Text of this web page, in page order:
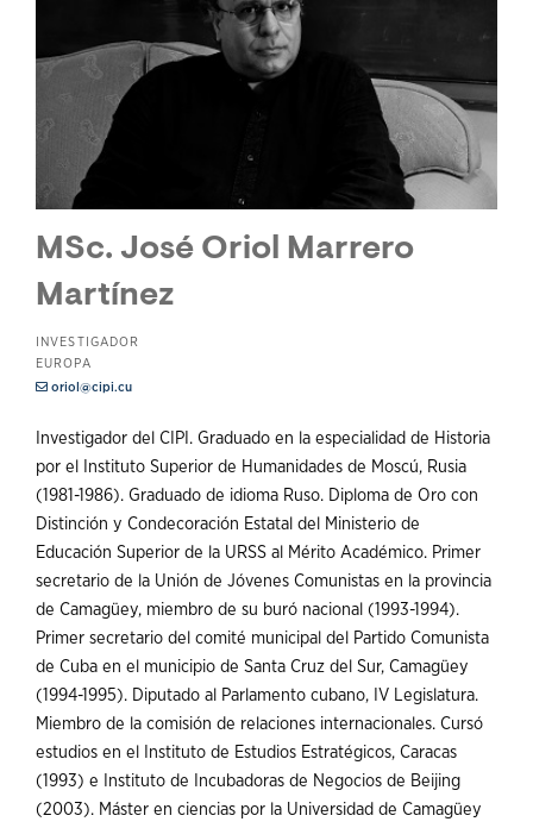
MSc. José Oriol Marrero
Martínez
INVESTIGADOR
EUROPA
oriol@cipi.cu
Investigador del CIPI. Graduado en la especialidad de Historia
por el Instituto Superior de Humanidades de Moscú, Rusia
(1981-1986). Graduado de idioma Ruso. Diploma de Oro con
Distinción y Condecoración Estatal del Ministerio de
Educación Superior de la URSS al Mérito Académico. Primer
secretario de la Unión de Jóvenes Comunistas en la provincia
de Camagüey, miembro de su buró nacional (1993-1994).
Primer secretario del comité municipal del Partido Comunista
de Cuba en el municipio de Santa Cruz del Sur, Camagüey
(1994-1995). Diputado al Parlamento cubano, IV Legislatura.
Miembro de la comisión de relaciones internacionales. Cursó
estudios en el Instituto de Estudios Estratégicos, Caracas
(1993) e Instituto de Incubadoras de Negocios de Beijing
(2003). Máster en ciencias por la Universidad de Camagüey